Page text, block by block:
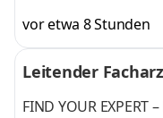
vor etwa 8 Stunden
Leitender
FIND YOUR EXPERT